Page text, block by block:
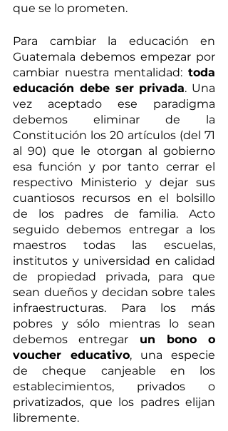
que se lo prometen.
Para cambiar la educación en
Guatemala debemos empezar por
cambiar nuestra mentalidad: toda
educación debe ser privada. Una
vez aceptado ese paradigma
debemos eliminar de la
Constitución los 20 artículos (del 71
al 90) que le otorgan al gobierno
esa función y por tanto cerrar el
respectivo Ministerio y dejar sus
cuantiosos recursos en el bolsillo
de los padres de familia. Acto
seguido debemos entregar a los
maestros todas las escuelas,
institutos y universidad en calidad
de propiedad privada, para que
sean dueños y decidan sobre tales
infraestructuras. Para los más
pobres y sólo mientras lo sean
debemos entregar un bono o
voucher educativo, una especie
de cheque canjeable en los
establecimientos, privados o
privatizados, que los padres elijan
libremente.